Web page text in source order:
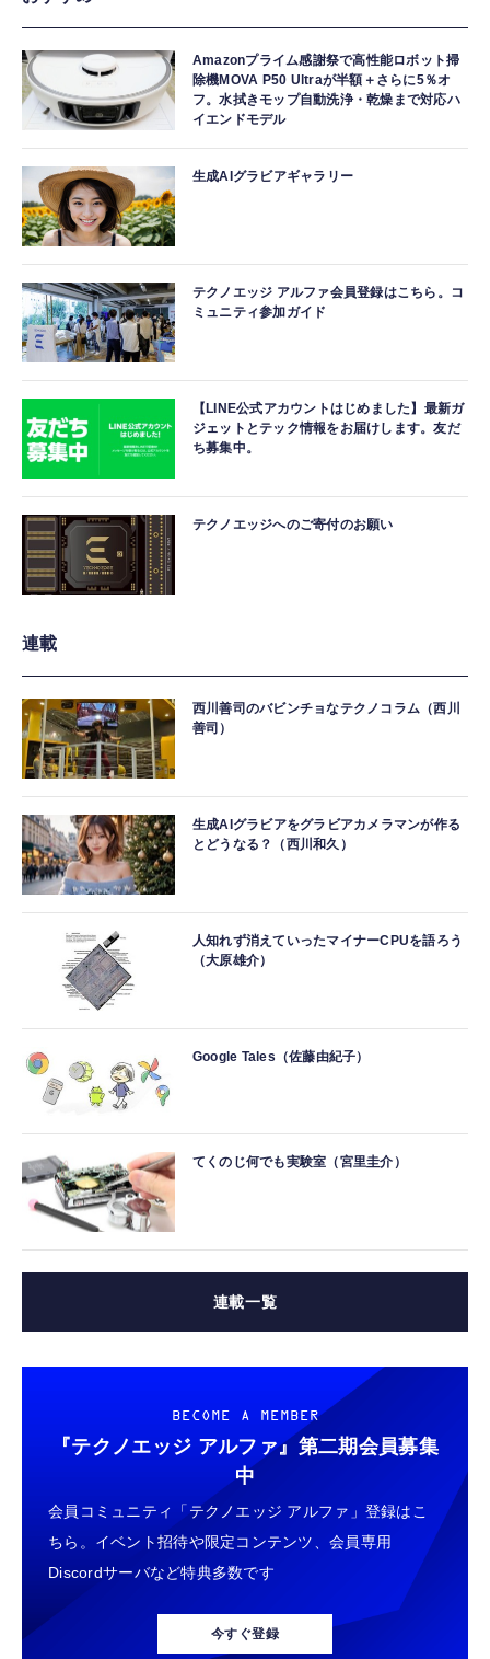
Amazonプライム感謝祭で高性能ロボット掃
除機MOVA P50 Ultraが半額＋さらに5％オ
フ。水拭きモップ自動洗浄・乾燥まで対応ハ
イエンドモデル
生成AIグラビアギャラリー
テクノエッジ アルファ会員登録はこちら。コ
ミュニティ参加ガイド
【LINE公式アカウントはじめました】最新ガ
ジェットとテック情報をお届けします。友だ
ち募集中。
テクノエッジへのご寄付のお願い
連載
西川善司のバビンチョなテクノコラム（西川
善司）
生成AIグラビアをグラビアカメラマンが作る
とどうなる？（西川和久）
人知れず消えていったマイナーCPUを語ろう
（大原雄介）
Google Tales（佐藤由紀子）
てくのじ何でも実験室（宮里圭介）
連載一覧
BECOME A MEMBER
『テクノエッジ アルファ』 第二期会員募集
中
会員コミュニティ「テクノエッジ アルファ」登録はこ
ちら。イベント招待や限定コンテンツ、会員専用
Discordサーバなど特典多数です
今すぐ登録